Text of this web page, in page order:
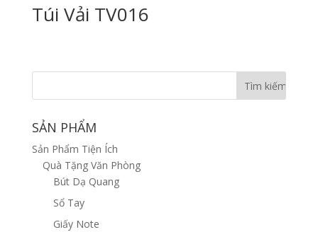
Túi Vải TV016
SẢN PHẨM
Sản Phẩm Tiện Ích
Quà Tặng Văn Phòng
Bút Dạ Quang
Sổ Tay
Giấy Note